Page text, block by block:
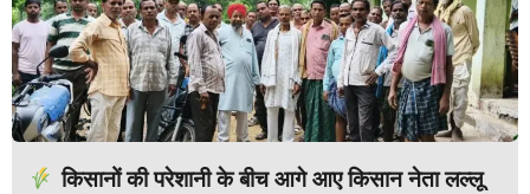
किसानों की परेशानी के बीच आगे आए किसान नेता लल्लू